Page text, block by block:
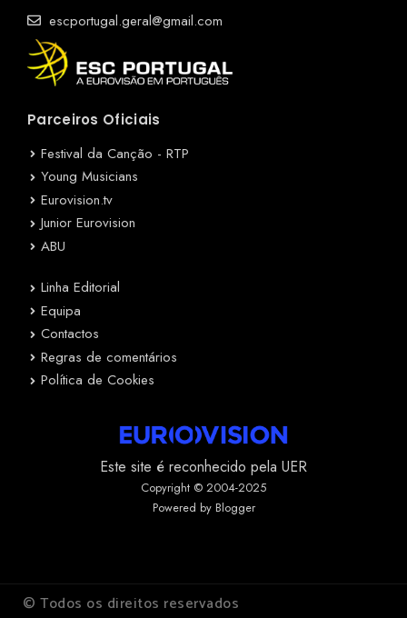
escportugal.geral@gmail.com
Parceiros Oficiais
Festival da Canção - RTP
Young Musicians
Eurovision.tv
Junior Eurovision
ABU
Linha Editorial
Equipa
Contactos
Regras de comentários
Política de Cookies
Este site é reconhecido pela UER
Copyright © 2004-2025
Powered by Blogger
© Todos os direitos reservados